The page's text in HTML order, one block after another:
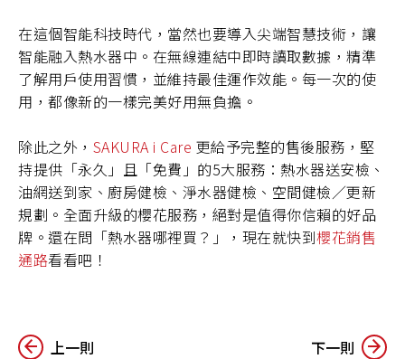
在這個智能科技時代，當然也要導入尖端智慧技術，讓
智能融入熱水器中。在無線連結中即時讀取數據，精準
了解用戶使用習慣，並維持最佳運作效能。每一次的使
用，都像新的一樣完美好用無負擔。
除此之外， SAKURA i Care 更給予完整的售後服務，堅
持提供「永久」且「免費」的5大服務：熱水器送安檢、
油網送到家、廚房健檢、淨水器健檢、空間健檢／更新
規劃。全面升級的櫻花服務，絕對是值得你信賴的好品
牌。還在問「熱水器哪裡買？」，現在就快到櫻花銷售
通路看看吧！
上一則 下一則